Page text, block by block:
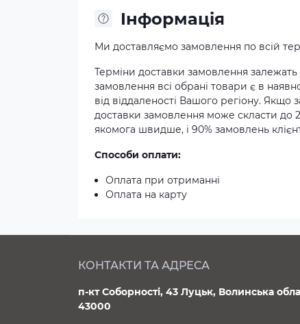
Iнформація
Ми доставляємо замовлення по всій
Терміни доставки замовлення
замовлення всі обрані товари є в
від віддаленості Вашого регіону. Якщо
доставки замовлення може скласти до
якомога швидше, і 90% замовлень
Способи оплати:
Оплата при отриманні
Оплата на карту
КОНТАКТИ ТА АДРЕСА
п-кт Соборності, 43 Луцьк, Волинська
43000